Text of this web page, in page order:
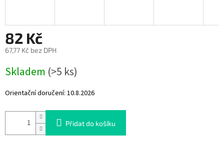
82 Kč
67,77 Kč bez DPH
cena:
Skladem (>5 ks)
Orientační doručení: 10.8.2026
Přidat do košíku